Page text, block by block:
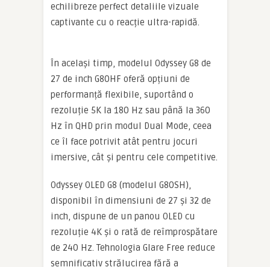
echilibreze perfect detaliile vizuale
captivante cu o reacție ultra-rapidă.
În același timp, modelul Odyssey G8 de
27 de inch G80HF oferă opțiuni de
performanță flexibile, suportând o
rezoluție 5K la 180 Hz sau până la 360
Hz în QHD prin modul Dual Mode, ceea
ce îl face potrivit atât pentru jocuri
imersive, cât și pentru cele competitive.
Odyssey OLED G8 (modelul G80SH),
disponibil în dimensiuni de 27 și 32 de
inch, dispune de un panou OLED cu
rezoluție 4K și o rată de reîmprospătare
de 240 Hz. Tehnologia Glare Free reduce
semnificativ strălucirea fără a